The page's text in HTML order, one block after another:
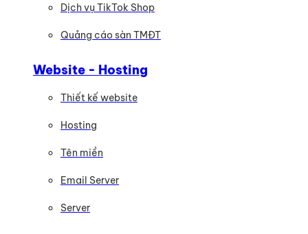
Dịch vụ TikTok Shop
Quảng cáo sàn TMĐT
Website - Hosting
Thiết kế website
Hosting
Tên miền
Email Server
Server